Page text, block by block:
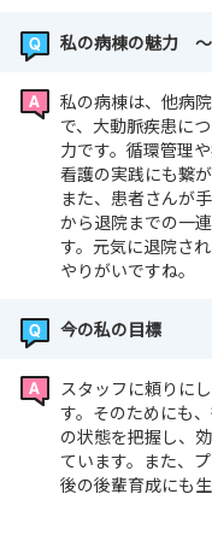
私の病棟の魅力 ～
私の病棟は、他病
で、大動脈疾患に
力です。循環管理
看護の実践にも繋が
また、患者さんが
から退院までの一
す。元気に退院さ
やりがいですね。
今の私の目標
スタッフに頼りに
す。そのためにも
の状態を把握し、
ています。また、
後の後輩育成にも